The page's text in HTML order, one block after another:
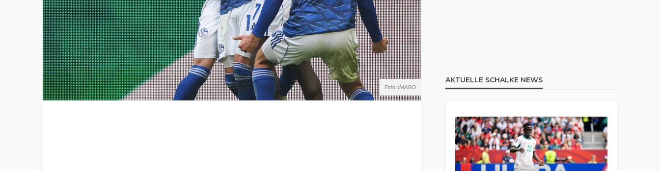
Foto: IMAGO
AKTUELLE SCHALKE NEWS